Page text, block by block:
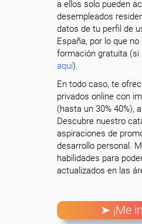
a ellos solo pueden
desempleados
datos de tu perfil de
España, por lo que
formación gratuita
aquí).
En todo caso, te
privados online con
(hasta un 30% 40%),
Descubre nuestro
aspiraciones de
desarrollo personal.
habilidades para
actualizados en las
➤ ¡Me